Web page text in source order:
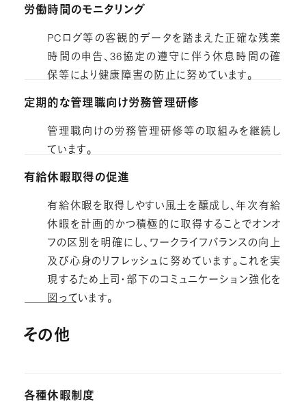
労働時間のモニタリング
PCログ等の客観的データを踏まえた正確な残業
時間の申告、36協定の遵守に伴う休息時間の確
保等により健康障害の防止に努めています。
定期的な管理職向け労務管理研修
管理職向けの労務管理研修等の取組みを継続し
ています。
有給休暇取得の促進
有給休暇を取得しやすい風土を醸成し、年次有給
休暇を計画的かつ積極的に取得することでオンオ
フの区別を明確にし、ワークライフバランスの向上
及び心身のリフレッシュに努めています。これを実
現するため上司・部下のコミュニケーション強化を
図っています。
その他
各種休暇制度